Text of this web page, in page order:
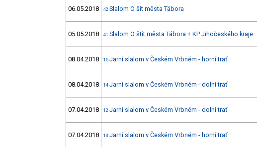
06.05.2018 42 Slalom O šít města Tábora
05.05.2018 41 Slalom O štít města Tábora + KP Jihočeského kraje
08.04.2018 15 Jarní slalom v Českém Vrbném - horní trať
08.04.2018 14 Jarní slalom v Českém Vrbném - dolní trať
07.04.2018 12 Jarní slalom v Českém Vrbném - dolní trať
07.04.2018 13 Jarní slalom v Českém Vrbném - horní trať